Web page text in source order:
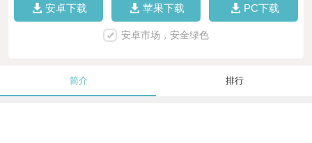
安卓下载 苹果下载 PC下载
安卓市场，安全绿色
简介 排行